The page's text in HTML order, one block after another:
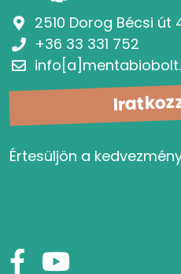
Értesüljön a
2510 Dorog Bécsi út
+36 33 331 752